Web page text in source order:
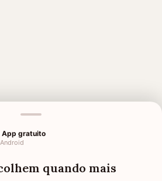
RELACIONADAS
PAI AMIGA QUE PERDEU O PAI
App gratuito
quando mais